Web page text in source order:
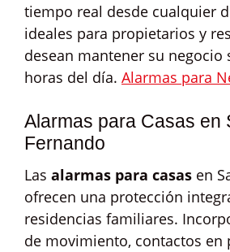
tiempo real desde cualquier
ideales para propietarios y
desean mantener su negocio
horas del día. Alarmas para
Alarmas para Casas en
Fernando
Las alarmas para casas en
ofrecen una protección
residencias familiares.
de movimiento, contactos en